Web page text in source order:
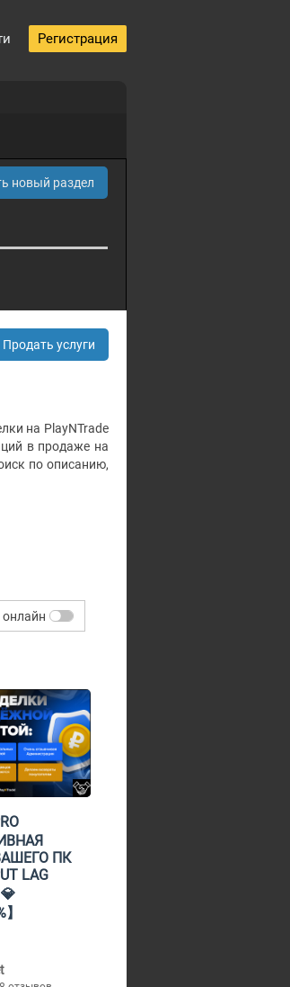
Регистрация
новый раздел
Продать услуги
на PlayNTrade
в продаже на
по описанию,
ПК
LAG